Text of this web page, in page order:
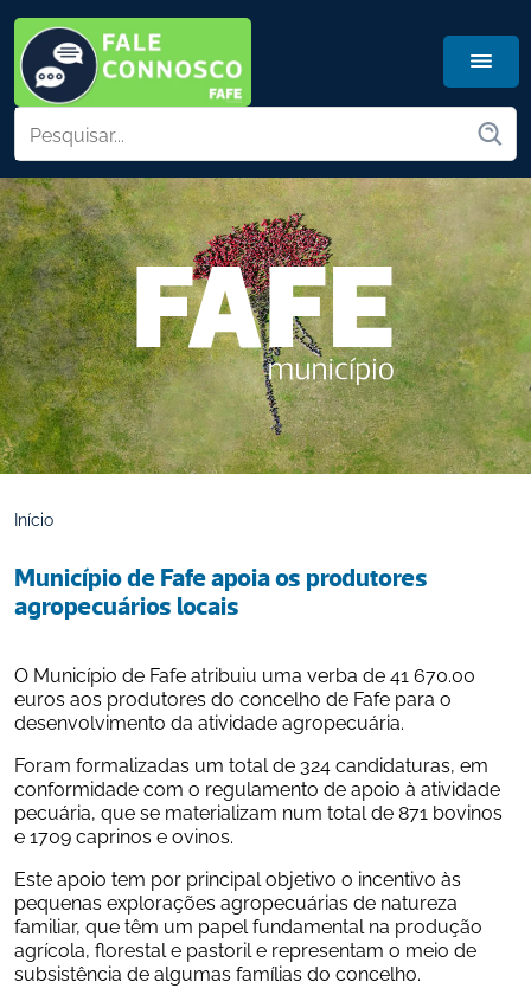
Início
Município de Fafe apoia os produtores
agropecuários locais
O Município de Fafe atribuiu uma verba de 41 670.00
euros aos produtores do concelho de Fafe para o
desenvolvimento da atividade agropecuária.
Foram formalizadas um total de 324 candidaturas, em
conformidade com o regulamento de apoio à atividade
pecuária, que se materializam num total de 871 bovinos
e 1709 caprinos e ovinos.
Este apoio tem por principal objetivo o incentivo às
pequenas explorações agropecuárias de natureza
familiar, que têm um papel fundamental na produção
agrícola, florestal e pastoril e representam o meio de
subsistência de algumas famílias do concelho.